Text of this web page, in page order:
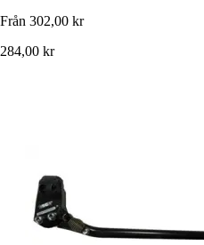
Från 302,00 kr
284,00 kr